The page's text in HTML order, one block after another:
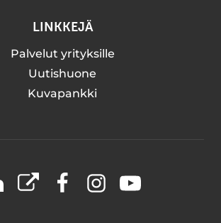
LINKKEJÄ
Palvelut yrityksille
Uutishuone
Kuvapankki
LinkedIn
X FacebookInstagramYouTube